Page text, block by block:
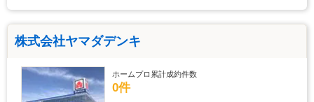
株式会社ヤマダデンキ
ホームプロ累計成約件数
0件